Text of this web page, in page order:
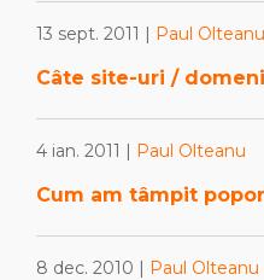
13 sept. 2011 | Paul Olteanu
Câte site-uri /
4 ian. 2011 | Paul Olteanu
Cum am tâmpit
8 dec. 2010 | Paul Olteanu